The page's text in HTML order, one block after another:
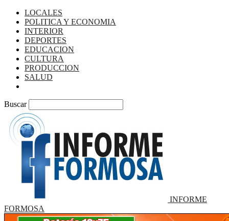
LOCALES
POLITICA Y ECONOMIA
INTERIOR
DEPORTES
EDUCACION
CULTURA
PRODUCCION
SALUD
Buscar
INFORME
FORMOSA